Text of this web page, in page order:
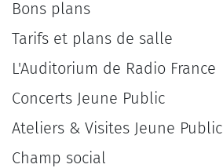
Bons plans
Tarifs et plans de salle
L'Auditorium de Radio France
Concerts Jeune Public
Ateliers & Visites Jeune Public
Champ social